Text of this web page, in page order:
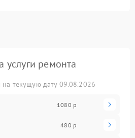
услуги ремонта
текущую дату 09.08.2026
1080 р
480 р